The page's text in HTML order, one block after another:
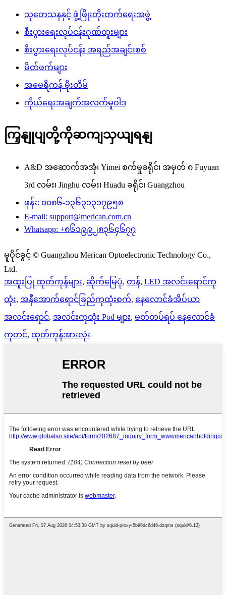
သုတေသနနှင့် ဖွံ့ဖြိုးတိုးတက်ရေးအဖွဲ့
စီးပွားရေးလုပ်ငန်းဂုဏ်ထူးများ
စီးပွားရေးလုပ်ငန်း အရည်အချင်းစစ်
မိတ်ဖက်များ
အမေရိကန် မိုးတိမ်
ကိုယ်ရေးအချက်အလက်မူဝါဒ
ကြှနျုပျတို့ကိုဆကျသှယျရနျ
A&D အဆောက်အအုံ၊ Yimei စက်မှုခရိုင်၊ အမှတ် ၈ Fuyuan
3rd လမ်း၊ Jinghu လမ်း၊ Huadu ခရိုင်၊ Guangzhou
ဖုန်း: ၀၀၈၆-၁၃၆၃၁၃၁၇၉၅၈
E-mail: support@merican.com.cn
Whatsapp: +၈၆၁၉၉၂၈၃၆၄၆၇၇
မူပိုင်ခွင့် © Guangzhou Merican Optoelectronic Technology Co.,
Ltd.
အထူးပြု ထုတ်ကုန်များ, ဆိုက်မြေပုံ, တန်, LED အလင်းရောင်ကု
ထုံး, အနီအောက်ရောင်ခြည်ကုထုံးစက်, နေလောင်ခံအိပ်ယာ
အလင်းရောင်, အလင်းကုထုံး Pod များ, မတ်တပ်ရပ် နေလောင်ခံ
ကုတင်, ထုတ်ကုန်အားလုံး